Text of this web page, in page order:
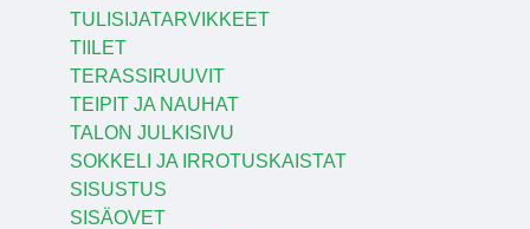
TULISIJATARVIKKEET
TIILET
TERASSIRUUVIT
TEIPIT JA NAUHAT
TALON JULKISIVU
SOKKELI JA IRROTUSKAISTAT
SISUSTUS
SISÄOVET